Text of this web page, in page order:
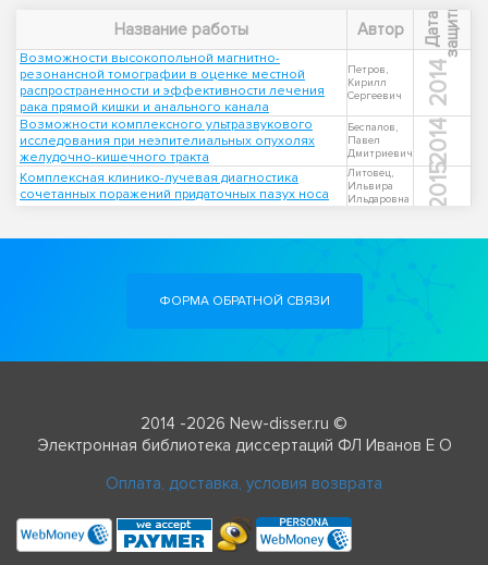
Название работы Автор Д
а
т
а
з
а
щ
и
т ы
Возможности высокопольной магнитно-
резонансной томографии в оценке местной
распространенности и эффективности лечения
рака прямой кишки и анального канала
Петров,
Кирилл
Сергеевич
2014
Возможности комплексного ультразвукового
исследования при неэпителиальных опухолях
желудочно-кишечного тракта
Беспалов,
Павел
Дмитриевич
2014
Комплексная клинико-лучевая диагностика
сочетанных поражений придаточных пазух носа
Литовец,
Ильвира
Ильдаровна
2015
ФОРМА ОБРАТНОЙ СВЯЗИ
2014 -2026 New-disser.ru ©
Электронная библиотека диссертаций ФЛ Иванов Е О
Оплата, доставка, условия возврата